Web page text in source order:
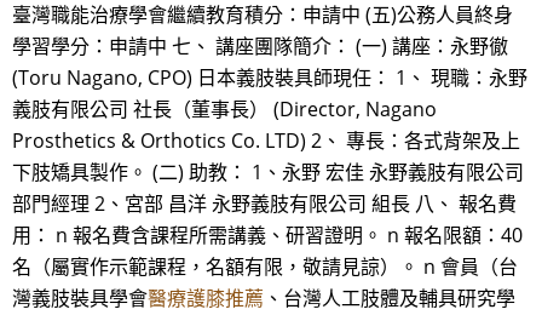
臺灣職能治療學會繼續教育積分：申請中 (五)公務人員終身
學習學分：申請中 七、 講座團隊簡介： (一) 講座：永野徹
(Toru Nagano, CPO) 日本義肢裝具師現任： 1、 現職：永野
義肢有限公司 社長（董事長） (Director, Nagano
Prosthetics & Orthotics Co. LTD) 2、 專長：各式背架及上
下肢矯具製作。 (二) 助教： 1、永野 宏佳 永野義肢有限公司
部門經理 2、宮部 昌洋 永野義肢有限公司 組長 八、 報名費
用： n 報名費含課程所需講義、研習證明。 n 報名限額：40
名（屬實作示範課程，名額有限，敬請見諒）。 n 會員（台
灣義肢裝具學會醫療護膝推薦 、台灣人工肢體及輔具研究學